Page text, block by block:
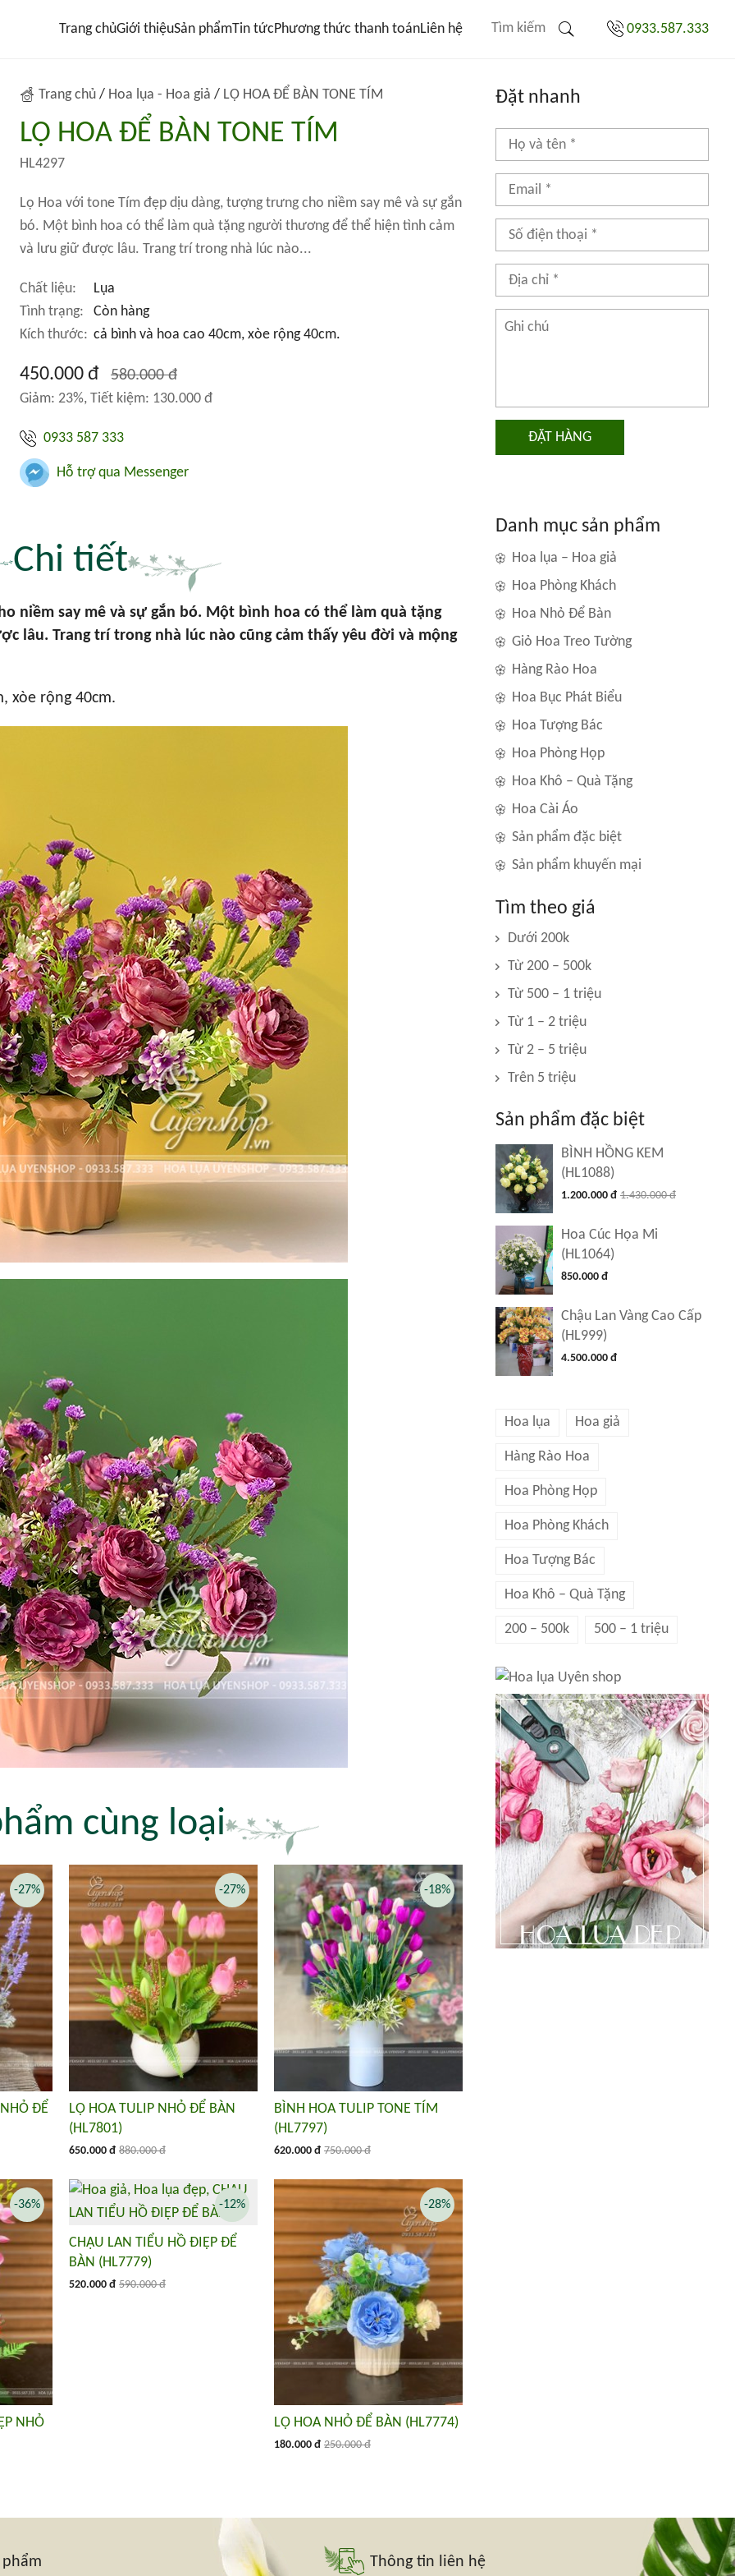
Trang chủGiới thiệuSản phẩmTin tức Phương thức thanh toánLiên hệ 0933.587.333
Trang chủ / Hoa lụa - Hoa giả / LỌ HOA ĐỂ BÀN TONE TÍM
LỌ HOA ĐỂ BÀN TONE TÍM
HL4297
Lọ Hoa với tone Tím đẹp dịu dàng, tượng trưng cho niềm say mê và sự gắn
bó. Một bình hoa có thể làm quà tặng người thương để thể hiện tình cảm
và lưu giữ được lâu. Trang trí trong nhà lúc nào...
Chất liệu:
Lụa
Tình trạng:
Còn hàng
Kích thước: cả bình và hoa cao 40cm, xòe rộng 40cm.
450.000 đ 580.000 đ
Giảm: 23%, Tiết kiệm: 130.000 đ
0933 587 333
Hỗ trợ qua Messenger
Đặt nhanh
ĐẶT HÀNG
Chi tiết
niềm say mê và sự gắn bó. Một bình hoa có thể làm quà tặng
lâu. Trang trí trong nhà lúc nào cũng cảm thấy yêu đời và mộng
xòe rộng 40cm.
cùng loại
ĐỂ
-27%
LỌ HOA TULIP NHỎ ĐỂ BÀN
(HL7801)
650.000 đ 880.000 đ
-27%
BÌNH HOA TULIP TONE TÍM
(HL7797)
620.000 đ 750.000 đ
-18%
NHỎ
-36%
CHẬU LAN TIỂU HỒ ĐIỆP ĐỂ
BÀN (HL7779)
520.000 đ 590.000 đ
-12%
LỌ HOA NHỎ ĐỂ BÀN (HL7774)
180.000 đ 250.000 đ
-28%
Danh mục sản phẩm
Hoa lụa – Hoa giả
Hoa Phòng Khách
Hoa Nhỏ Để Bàn
Giỏ Hoa Treo Tường
Hàng Rào Hoa
Hoa Bục Phát Biểu
Hoa Tượng Bác
Hoa Phòng Họp
Hoa Khô – Quà Tặng
Hoa Cài Áo
Sản phẩm đặc biệt
Sản phẩm khuyến mại
Tìm theo giá
Dưới 200k
Từ 200 – 500k
Từ 500 – 1 triệu
Từ 1 – 2 triệu
Từ 2 – 5 triệu
Trên 5 triệu
Sản phẩm đặc biệt
BÌNH HỒNG KEM
(HL1088)
1.200.000 đ 1.430.000 đ
Hoa Cúc Họa Mi
(HL1064)
850.000 đ
Chậu Lan Vàng Cao Cấp
(HL999)
4.500.000 đ
Hoa lụa Hoa giả
Hàng Rào Hoa
Hoa Phòng Họp
Hoa Phòng Khách
Hoa Tượng Bác
Hoa Khô – Quà Tặng
200 – 500k 500 – 1 triệu
Thông tin liên hệ